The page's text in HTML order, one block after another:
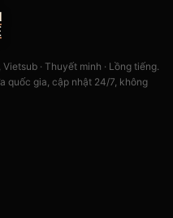
· Thuyết minh · Lồng tiếng.
quốc gia, cập nhật 24/7, không